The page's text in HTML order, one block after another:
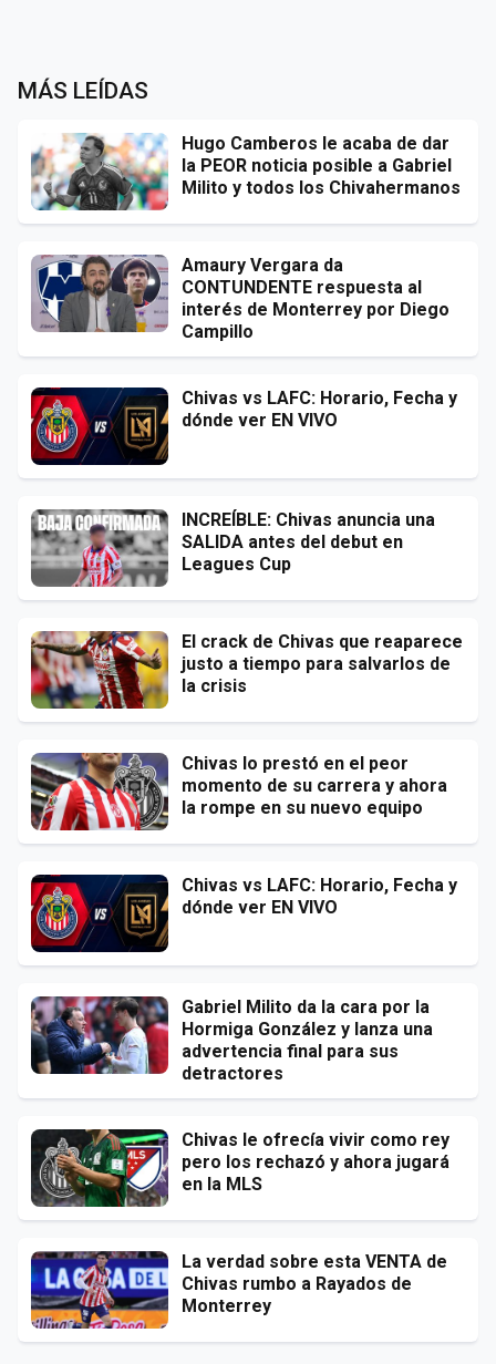
MÁS LEÍDAS
Hugo Camberos le acaba de dar
la PEOR noticia posible a Gabriel
Milito y todos los Chivahermanos
Amaury Vergara da
CONTUNDENTE respuesta al
interés de Monterrey por Diego
Campillo
Chivas vs LAFC: Horario, Fecha y
dónde ver EN VIVO
INCREÍBLE: Chivas anuncia una
SALIDA antes del debut en
Leagues Cup
El crack de Chivas que reaparece
justo a tiempo para salvarlos de
la crisis
Chivas lo prestó en el peor
momento de su carrera y ahora
la rompe en su nuevo equipo
Chivas vs LAFC: Horario, Fecha y
dónde ver EN VIVO
Gabriel Milito da la cara por la
Hormiga González y lanza una
advertencia final para sus
detractores
Chivas le ofrecía vivir como rey
pero los rechazó y ahora jugará
en la MLS
La verdad sobre esta VENTA de
Chivas rumbo a Rayados de
Monterrey